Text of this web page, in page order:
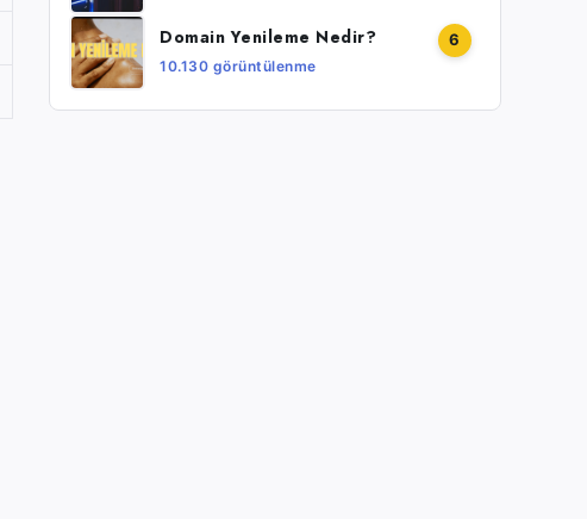
6
Domain Yenileme Nedir?
10.130 görüntülenme